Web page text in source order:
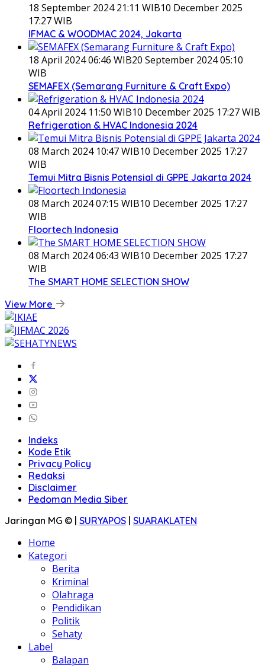
18 September 2024 21:11 WIB10 December 2025
17:27 WIB
IFMAC & WOODMAC 2024, Jakarta
18 April 2024 06:46 WIB20 September 2024 05:10
WIB
SEMAFEX (Semarang Furniture & Craft Expo)
04 April 2024 11:50 WIB10 December 2025 17:27 WIB
Refrigeration & HVAC Indonesia 2024
08 March 2024 10:47 WIB10 December 2025 17:27
WIB
Temui Mitra Bisnis Potensial di GPPE Jakarta 2024
08 March 2024 07:15 WIB10 December 2025 17:27
WIB
Floortech Indonesia
08 March 2024 06:43 WIB10 December 2025 17:27
WIB
The SMART HOME SELECTION SHOW
View More
Indeks
Kode Etik
Privacy Policy
Redaksi
Disclaimer
Pedoman Media Siber
Jaringan MG © | SURYAPOS | SUARAKLATEN
Home
Kategori
Berita
Kriminal
Olahraga
Pendidikan
Politik
Sehaty
Label
Balapan